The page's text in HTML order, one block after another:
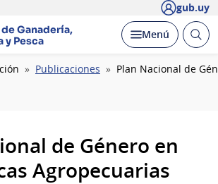
gub.uy
Ganadería,
Pesca
Desplegar
Menú Abrir
Publicaciones Plan Nacional de
de Género en
Agropecuarias